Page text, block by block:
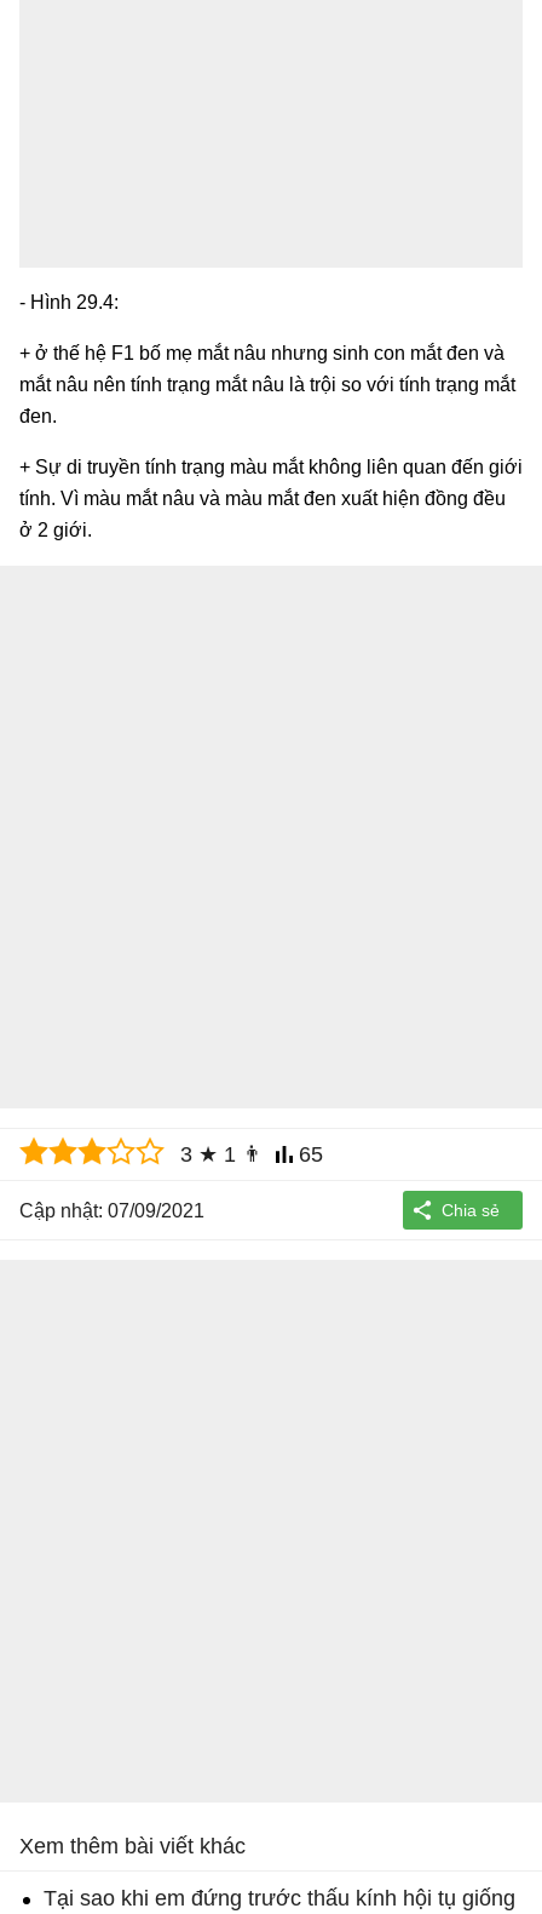
- Hình 29.4:
+ ở thế hệ F1 bố mẹ mắt nâu nhưng sinh con mắt đen và
mắt nâu nên tính trạng mắt nâu là trội so với tính trạng mắt
đen.
+ Sự di truyền tính trạng màu mắt không liên quan đến giới
tính. Vì màu mắt nâu và màu mắt đen xuất hiện đồng đều
ở 2 giới.
3 ★ 1 👨 65
Cập nhật: 07/09/2021
Xem thêm bài viết khác
Tại sao khi em đứng trước thấu kính hội tụ giống